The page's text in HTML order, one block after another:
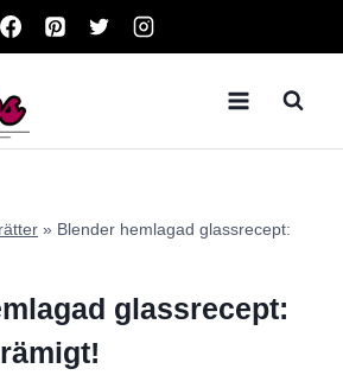
» Blender hemlagad glassrecept:
glassrecept: